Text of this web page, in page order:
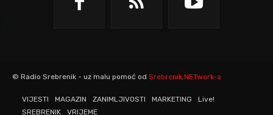
© Radio Srebrenik - uz malu pomoć od Srebrenik.NETwork-a
VIJESTI MAGAZIN ZANIMLJIVOSTI MARKETING
Live!
SREBRENIK
VRIJEME